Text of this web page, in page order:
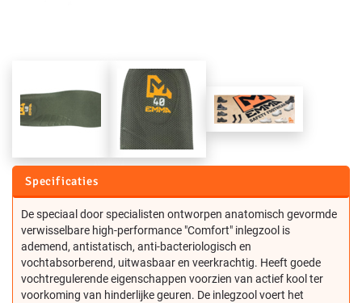
Specificaties
De speciaal door specialisten ontworpen anatomisch gevormde
verwisselbare high-performance "Comfort" inlegzool is
ademend, antistatisch, anti-bacteriologisch en
vochtabsorberend, uitwasbaar en veerkrachtig. Heeft goede
vochtregulerende eigenschappen voorzien van actief kool ter
voorkoming van hinderlijke geuren. De inlegzool voert het